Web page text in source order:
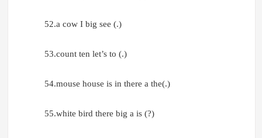
52.a cow I big see (.)
53.count ten let’s to (.)
54.mouse house is in there a the(.)
55.white bird there big a is (?)